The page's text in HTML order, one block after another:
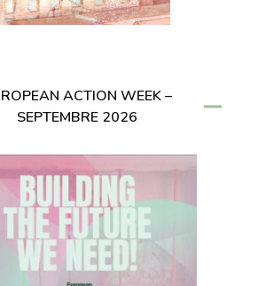
ACTION WEEK –
SEPTEMBRE 2026